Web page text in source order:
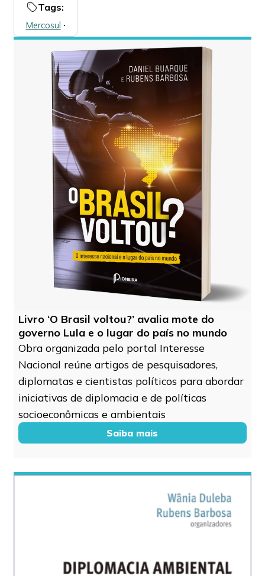
Tags:
Mercosul 🞌
Livro ‘O Brasil voltou?’ avalia mote do
governo Lula e o lugar do país no mundo
Obra organizada pelo portal Interesse
Nacional reúne artigos de pesquisadores,
diplomatas e cientistas políticos para abordar
iniciativas de diplomacia e de políticas
socioeconômicas e ambientais
Saiba mais